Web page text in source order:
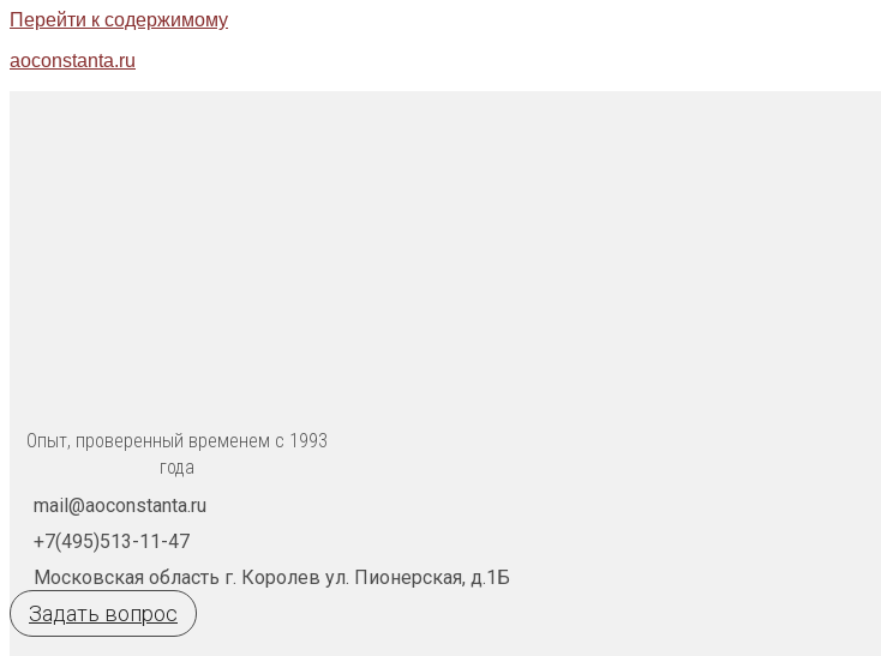
Перейти к содержимому
aoconstanta.ru
Опыт, проверенный временем с 1993
года
mail@aoconstanta.ru
+7(495)513-11-47
Московская область г. Королев ул. Пионерская, д.1Б
Задать вопрос